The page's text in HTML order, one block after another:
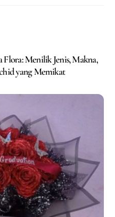
Flora: Menilik Jenis, Makna,
yang Memikat